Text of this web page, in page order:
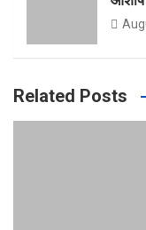
Related Posts